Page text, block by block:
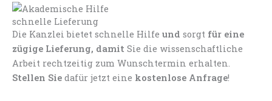
schnelle Lieferung
Die Kanzlei bietet schnelle Hilfe und sorgt für eine
zügige Lieferung, damit Sie die wissenschaftliche
Arbeit rechtzeitig zum Wunschtermin erhalten.
Stellen Sie dafür jetzt eine kostenlose Anfrage!